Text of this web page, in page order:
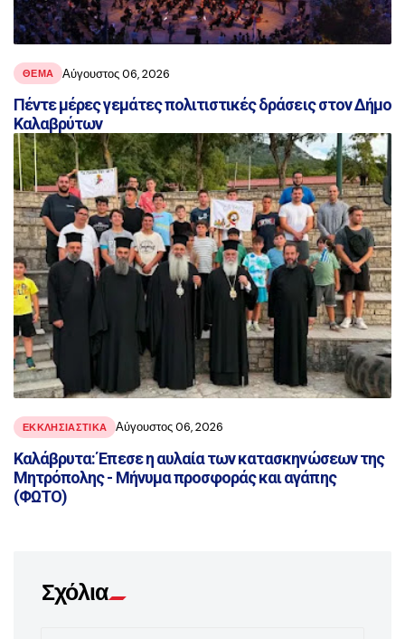
ΘΕΜΑ Αύγουστος 06, 2026
Πέντε μέρες γεμάτες πολιτιστικές δράσεις στον Δήμο
Καλαβρύτων
ΕΚΚΛΗΣΙΑΣΤΙΚΑ Αύγουστος 06, 2026
Καλάβρυτα: Έπεσε η αυλαία των κατασκηνώσεων της
Μητρόπολης - Μήνυμα προσφοράς και αγάπης
(ΦΩΤΟ)
Σχόλια